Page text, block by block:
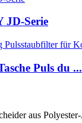
JD-Serie
Puls du ...